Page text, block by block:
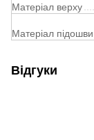
Матеріал верху
Матеріал підошви
Відгуки